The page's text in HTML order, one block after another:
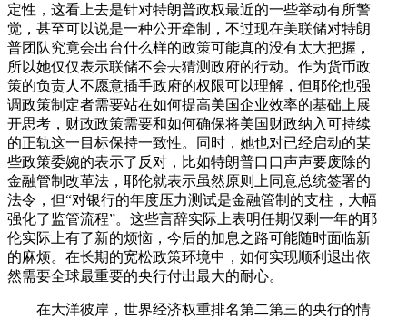
定性，这看上去是针对特朗普政权最近的一些举动有所警
觉，甚至可以说是一种公开牵制，不过现在美联储对特朗
普团队究竟会出台什么样的政策可能真的没有太大把握，
所以她仅仅表示联储不会去猜测政府的行动。作为货币政
策的负责人不愿意插手政府的权限可以理解，但耶伦也强
调政策制定者需要站在如何提高美国企业效率的基础上展
开思考，财政政策需要和如何确保将美国财政纳入可持续
的正轨这一目标保持一致性。同时，她也对已经启动的某
些政策委婉的表示了反对，比如特朗普口口声声要废除的
金融管制改革法，耶伦就表示虽然原则上同意总统签署的
法令，但“对银行的年度压力测试是金融管制的支柱，大幅
强化了监管流程”。这些言辞实际上表明任期仅剩一年的耶
伦实际上有了新的烦恼，今后的加息之路可能随时面临新
的麻烦。在长期的宽松政策环境中，如何实现顺利退出依
然需要全球最重要的央行付出最大的耐心。
在大洋彼岸，世界经济权重排名第二第三的央行的情